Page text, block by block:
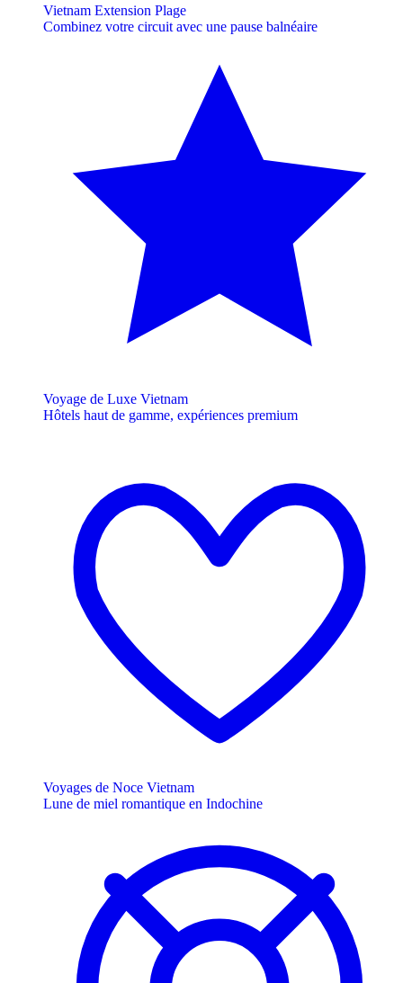
Vietnam Extension Plage
Combinez votre circuit avec une pause balnéaire
Voyage de Luxe Vietnam
Hôtels haut de gamme, expériences premium
Voyages de Noce Vietnam
Lune de miel romantique en Indochine